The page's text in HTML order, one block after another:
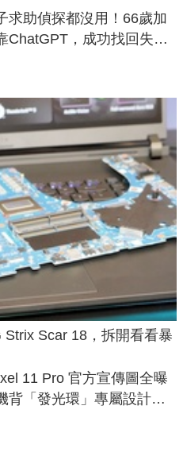
求助偵探都沒用！66歲加
ChatGPT，成功找回失散
Scar 18，拆開看看暴
11 Pro 官方宣傳圖全曝
背「發光環」專屬設計、